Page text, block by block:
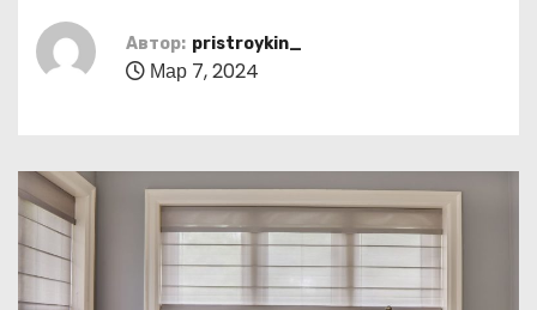
Автор: pristroykin_
Мар 7, 2024